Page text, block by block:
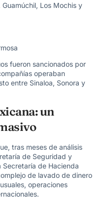
Los Mochis y
fueron sancionados por
operaban
entre Sinaloa, Sonora y
un
tras meses de análisis
de Seguridad y
Secretaría de Hacienda
de lavado de dinero
operaciones